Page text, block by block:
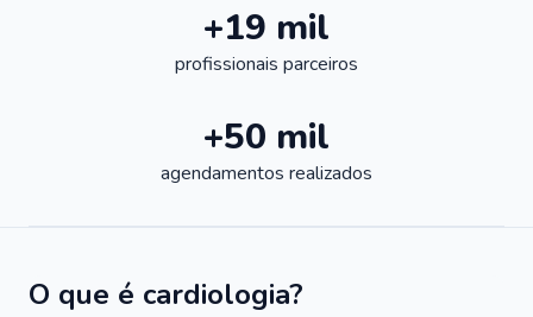
+19 mil
profissionais parceiros
+50 mil
agendamentos realizados
O que é cardiologia?